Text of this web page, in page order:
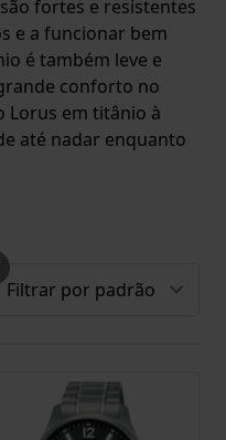
fortes e resistentes
e a funcionar bem
é também leve e
conforto no
Lorus em titânio à
até nadar enquanto